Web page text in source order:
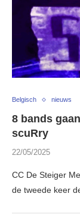
Belgisch nieuws
8 bands
scuRry
22/05/2025
CC De Steiger
de tweede keer